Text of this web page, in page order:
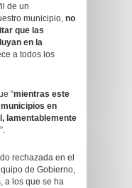
de un
municipio, no
que las
en la
a todos los
“mientras este
en
lamentablemente
”.
rechazada en el
de Gobierno,
a los que se ha